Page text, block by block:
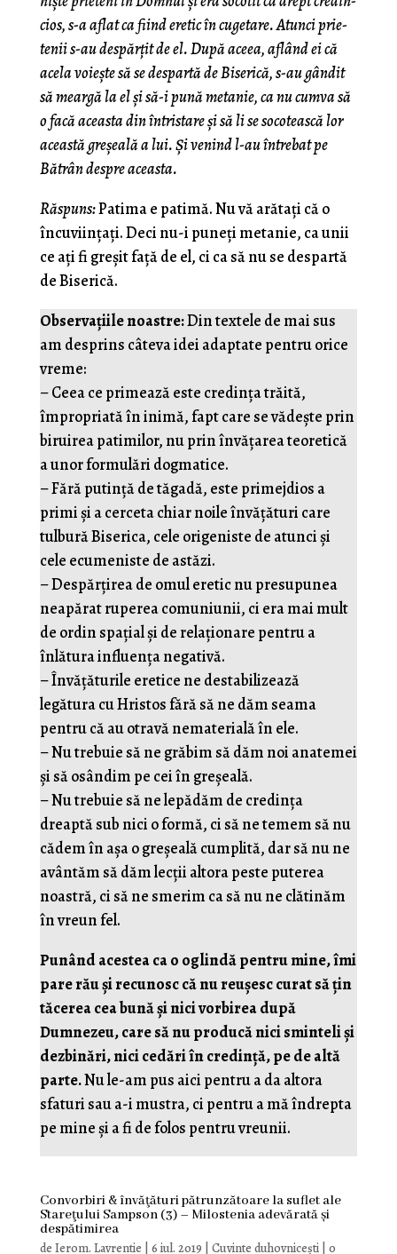
cios, s-a aflat ca fiind eretic în cugetare. Atunci prie­
tenii s-au despărţit de el. După aceea, aflând ei că
acela voieşte să se despartă de Biserică, s-au gândit
să meargă la el şi să-i pună metanie, ca nu cumva să
o facă aceasta din întristare şi să li se socotească lor
această greşeală a lui. Şi venind l-au întrebat pe
Bătrân despre aceasta.
Răspuns:Patima e patimă. Nu vă arătaţi că o
încuviinţaţi. Deci nu-i puneţi metanie, ca unii
ce aţi fi greşit faţă de el, ci ca să nu se despartă
de Biserică.
Observațiile noastre:Din textele de mai sus
am desprins câteva idei adaptate pentru orice
vreme:
– Ceea ce primează este credința trăită,
împropriată în inimă, fapt care se vădește prin
biruirea patimilor, nu prin învățarea teoretică
a unor formulări dogmatice.
– Fără putință de tăgadă, este primejdios a
primi și a cerceta chiar noile învățături care
tulbură Biserica, cele origeniste de atunci și
cele ecumeniste de astăzi.
– Despărțirea de omul eretic nu presupunea
neapărat ruperea comuniunii, ci era mai mult
de ordin spațial și de relaționare pentru a
înlătura influența negativă.
– Învățăturile eretice ne destabilizează
legătura cu Hristos fără să ne dăm seama
pentru că au otravă nematerială în ele.
– Nu trebuie să ne grăbim să dăm noi anatemei
și să osândim pe cei în greșeală.
– Nu trebuie să ne lepădăm de credința
dreaptă sub nici o formă, ci să ne temem să nu
cădem în așa o greșeală cumplită, dar să nu ne
avântăm să dăm lecții altora peste puterea
noastră, ci să ne smerim ca să nu ne clătinăm
în vreun fel.
Punând acestea ca o oglindă pentru mine, îmi
pare rău și recunosc că nu reușesc curat să țin
tăcerea cea bună și nici vorbirea după
Dumnezeu, care să nu producă nici sminteli și
dezbinări, nici cedări în credință, pe de altă
parte.Nu le-am pus aici pentru a da altora
sfaturi sau a-i mustra, ci pentru a mă îndrepta
pe mine și a fi de folos pentru vreunii.
Convorbiri & învăţături pătrunzătoare la suflet ale
Stareţului Sampson (3) – Milostenia adevărată și
despătimirea
de Ierom. Lavrentie 6 iul. 2019 Cuvinte duhovnicești| 0